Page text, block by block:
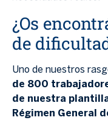
¿Os
de
Uno de nuestros
de 800
de nuestra
Régimen General